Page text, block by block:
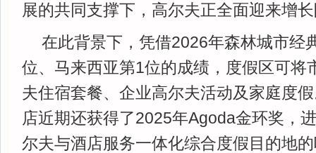
展的共同支撑下，高尔夫正全面迎来增
在此背景下，凭借2026年森林城市经
位、马来西亚第1位的成绩，度假区可将
夫住宿套餐、企业高尔夫活动及家庭度
店近期还获得了2025年Agoda金环奖，
尔夫与酒店服务一体化综合度假目的地